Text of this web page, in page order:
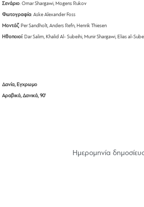
Σενάριο: Omar Shargawi, Mogens Rukov
Φωτογραφία: Aske Alexander Foss
Μοντάζ: Per Sandholt, Anders Refn, Henrik Thiesen
Ηθοποιοί: Dar Salim, Khalid Al- Subeihi, Munir Shargawi, Elias al-
Δανία, Eγχρωμο
Αραβικά, Δανικά, 90’
Hμερομηνία